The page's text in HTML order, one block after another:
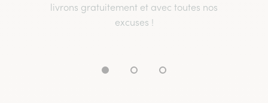
livrons gratuitement et avec toutes nos
excuses !